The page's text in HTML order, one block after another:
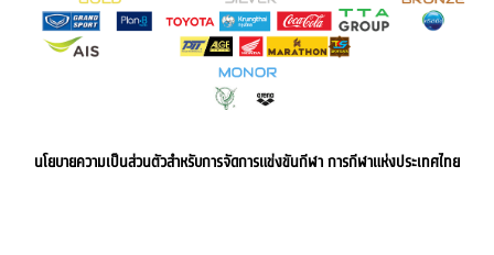
นโยบายความเป็นส่วนตัวสำหรับการจัดการแข่งขันกีฬา การกีฬาแห่งประเทศไทย